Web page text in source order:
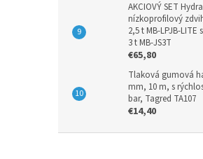
AKCIOVÝ SET
nízkoprofilový
2,5 t MB-LPJB-
3 t MB-JS3T
€65,80
Tlaková gumová
mm, 10 m, s
bar, Tagred TA107
€14,40